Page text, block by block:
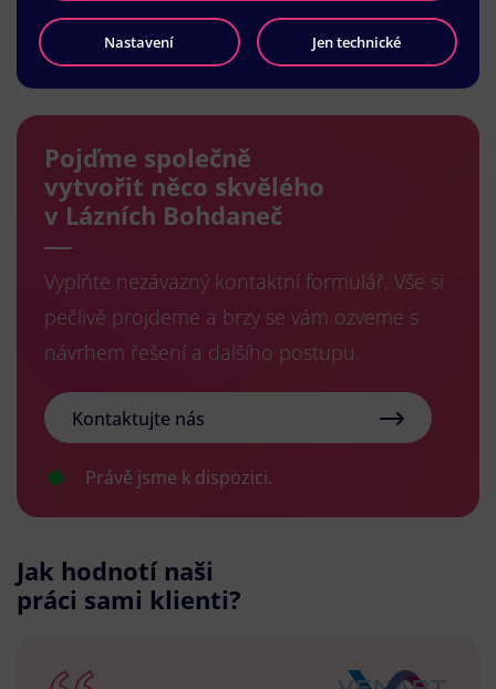
Načíst další
Pojďme společně
vytvořit něco skvělého
v Lázních Bohdaneč
Vyplňte nezávazný kontaktní formulář. Vše si
pečlivě projdeme a brzy se vám ozveme s
návrhem řešení a dalšího postupu.
Kontaktujte nás
Právě jsme k dispozici.
Jak hodnotí naši
práci sami klienti?
Nastavení Jen technické